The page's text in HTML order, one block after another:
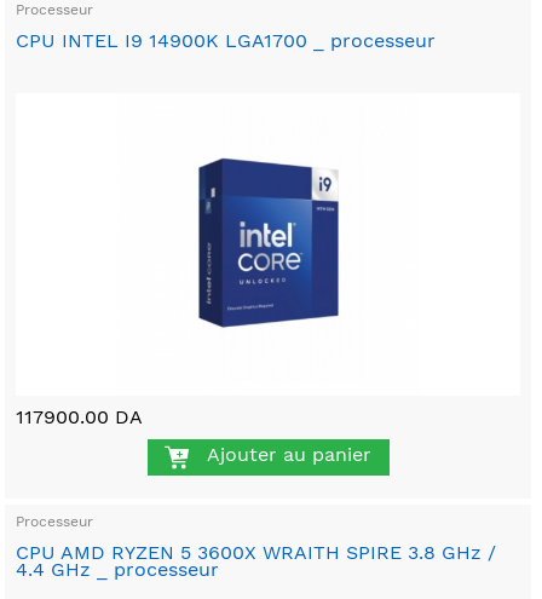
Processeur
CPU INTEL I9 14900K LGA1700 _ processeur
117900.00 DA
Ajouter au panier
Processeur
CPU AMD RYZEN 5 3600X WRAITH SPIRE 3.8 GHz /
4.4 GHz _ processeur